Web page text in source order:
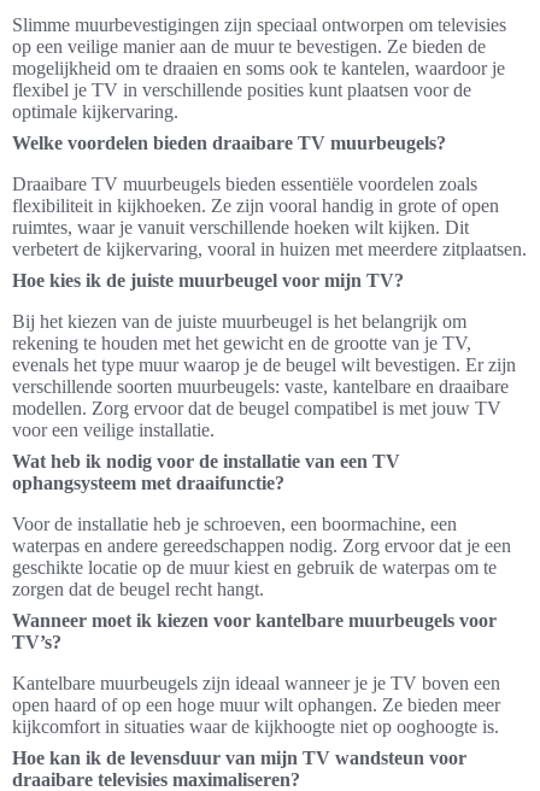
Slimme muurbevestigingen zijn speciaal ontworpen om televisies
op een veilige manier aan de muur te bevestigen. Ze bieden de
mogelijkheid om te draaien en soms ook te kantelen, waardoor je
flexibel je TV in verschillende posities kunt plaatsen voor de
optimale kijkervaring.
Welke voordelen bieden draaibare TV muurbeugels?
Draaibare TV muurbeugels bieden essentiële voordelen zoals
flexibiliteit in kijkhoeken. Ze zijn vooral handig in grote of open
ruimtes, waar je vanuit verschillende hoeken wilt kijken. Dit
verbetert de kijkervaring, vooral in huizen met meerdere zitplaatsen.
Hoe kies ik de juiste muurbeugel voor mijn TV?
Bij het kiezen van de juiste muurbeugel is het belangrijk om
rekening te houden met het gewicht en de grootte van je TV,
evenals het type muur waarop je de beugel wilt bevestigen. Er zijn
verschillende soorten muurbeugels: vaste, kantelbare en draaibare
modellen. Zorg ervoor dat de beugel compatibel is met jouw TV
voor een veilige installatie.
Wat heb ik nodig voor de installatie van een TV
ophangsysteem met draaifunctie?
Voor de installatie heb je schroeven, een boormachine, een
waterpas en andere gereedschappen nodig. Zorg ervoor dat je een
geschikte locatie op de muur kiest en gebruik de waterpas om te
zorgen dat de beugel recht hangt.
Wanneer moet ik kiezen voor kantelbare muurbeugels voor
TV’s?
Kantelbare muurbeugels zijn ideaal wanneer je je TV boven een
open haard of op een hoge muur wilt ophangen. Ze bieden meer
kijkcomfort in situaties waar de kijkhoogte niet op ooghoogte is.
Hoe kan ik de levensduur van mijn TV wandsteun voor
draaibare televisies maximaliseren?